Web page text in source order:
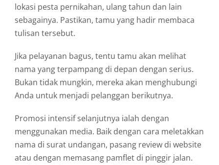
lokasi pesta pernikahan, ulang tahun dan lain
sebagainya. Pastikan, tamu yang hadir membaca
tulisan tersebut.
Jika pelayanan bagus, tentu tamu akan melihat
nama yang terpampang di depan dengan serius.
Bukan tidak mungkin, mereka akan menghubungi
Anda untuk menjadi pelanggan berikutnya.
Promosi intensif selanjutnya ialah dengan
menggunakan media. Baik dengan cara meletakkan
nama di surat undangan, pasang review di website
atau dengan memasang pamflet di pinggir jalan.